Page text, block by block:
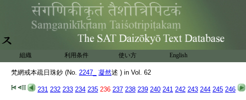
組織 利用条件 使い方 English
梵網戒本疏日珠鈔 (No. 2247_ 凝然述 ) in Vol. 62
231 232 233 234 235 236 237 238 239 240 241 242 243 244 245 246
T2247_.62.0235c19:供不曾斷絶。亦如大唐寺大和上法諱鑒眞。
T2247_.62.0235c20: 自從寶字六年五月六日元常至今。忌會年
T2247_.62.0235c21:年不停。並是法進･法顒･思託･義靜･法載･法
T2247_.62.0235c22:
成･惠雲･如寶等衆多僧徒。備擬報恩未曾有
闕。亦如聖徳王前身。生大唐南岳。名惠思
T2247_.62.0235c24:禪師。陳朝元常從此已來。道俗常有一二萬
T2247_.62.0235c25:人。奉設忌會至今未住。亦如台州智顗大
T2247_.62.0235c26:
師。乃是聖徳王前身思禪師弟子。於本台州
T2247_.62.0235c27:
國清寺及荊州玉泉寺。兩處忌辰各有道俗
T2247_.62.0235c28: 一萬餘人。設供追恩亦至今未絶。奉陸馳求